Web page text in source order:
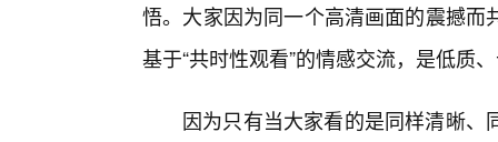
悟。大家因为同一个高清画面的震撼
基于“共时性观看”的情感交流，是低质
因为只有当大家看的是同样清晰